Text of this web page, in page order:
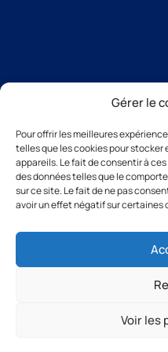
Gérer le
Pour offrir les meilleures
telles que les cookies pour
appareils. Le fait de consentir à
des données telles que le
sur ce site. Le fait de ne pas
avoir un effet négatif sur
Voir les